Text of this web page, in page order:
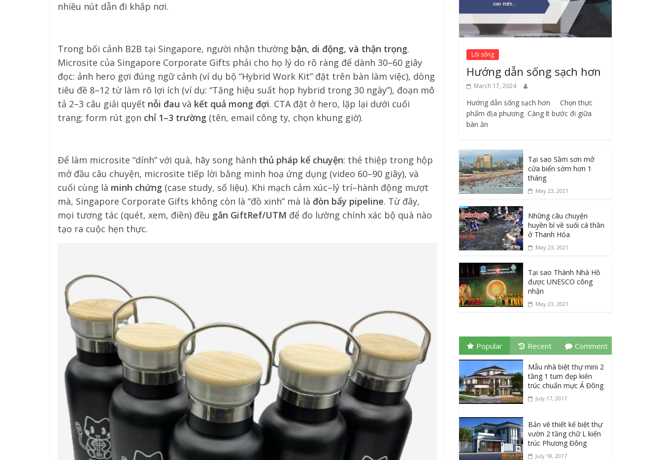
nhiều nút dẫn đi khắp nơi.
Trong bối cảnh B2B tại Singapore, người nhận thường bận, di động, và thận trọng.
Microsite của Singapore Corporate Gifts phải cho họ lý do rõ ràng để dành 30–60 giây
đọc: ảnh hero gợi đúng ngữ cảnh (ví dụ bộ “Hybrid Work Kit” đặt trên bàn làm việc), dòng
tiêu đề 8–12 từ làm rõ lợi ích (ví dụ: “Tăng hiệu suất họp hybrid trong 30 ngày”), đoạn mô
tả 2–3 câu giải quyết nỗi đau và kết quả mong đợi. CTA đặt ở hero, lặp lại dưới cuối
trang; form rút gọn chỉ 1–3 trường (tên, email công ty, chọn khung giờ).
Để làm microsite “dính” với quà, hãy song hành thủ pháp kể chuyện: thẻ thiệp trong hộp
mở đầu câu chuyện, microsite tiếp lời bằng minh hoạ ứng dụng (video 60–90 giây), và
cuối cùng là minh chứng (case study, số liệu). Khi mạch cảm xúc–lý trí–hành động mượt
mà, Singapore Corporate Gifts không còn là “đồ xinh” mà là đòn bẩy pipeline. Từ đây,
mọi tương tác (quét, xem, điền) đều gắn GiftRef/UTM để đo lường chính xác bộ quà nào
tạo ra cuộc hẹn thực.
Lối sống
Hướng dẫn sống sạch hơn
March 17, 2024
Hướng dẫn sống sạch hơn Chọn thực
phẩm địa phương ​ Càng ít bước đi giữa
bàn ăn
Tại sao Sầm sơn mở
cửa biển sớm hơn 1
tháng
May 23, 2021
Những câu chuyện
huyền bí về suối cá thần
ở Thanh Hóa
May 23, 2021
Tại sao Thành Nhà Hồ
được UNESCO công
nhận
May 23, 2021
Popular Recent Comment
Mẫu nhà biệt thự mini 2
tầng 1 tum đẹp kiến
trúc chuẩn mực Á Đông
July 17, 2017
Bản vẽ thiết kế biệt thự
vườn 2 tầng chữ L kiến
trúc Phương Đông
July 18, 2017